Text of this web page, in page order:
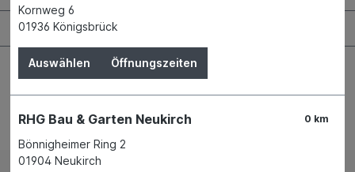
Garten & Landschaftsbau
Bestellung widerrufen
Kornweg 6
01936 Königsbrück
Auswählen Öffnungszeiten
0 km
RHG Bau & Garten Neukirch
Bönnigheimer Ring 2
01904 Neukirch